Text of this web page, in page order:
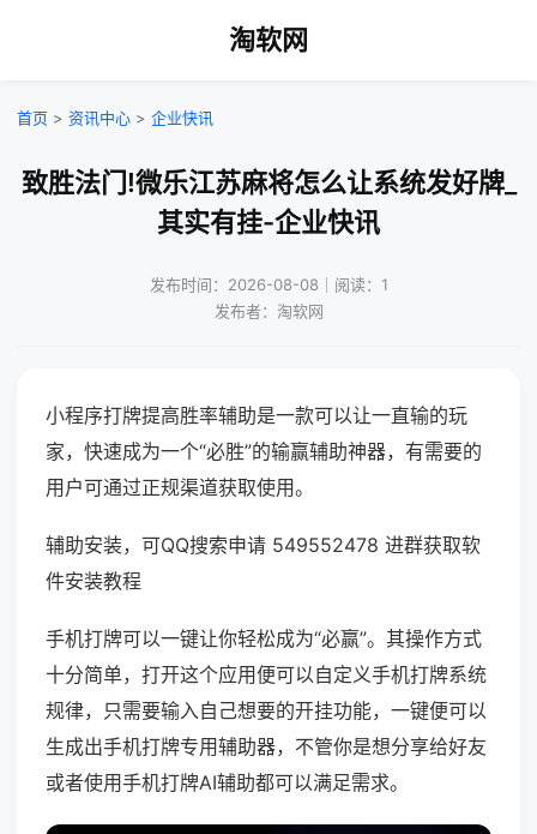
淘软网
首页 > 资讯中心 > 企业快讯
致胜法门!微乐江苏麻将怎么让系统发好牌_
其实有挂-企业快讯
发布时间：2026-08-08｜阅读：1
发布者：淘软网
小程序打牌提高胜率辅助是一款可以让一直输的玩
家，快速成为一个“必胜”的输赢辅助神器，有需要的
用户可通过正规渠道获取使用。
辅助安装，可QQ搜索申请 549552478 进群获取软
件安装教程
手机打牌可以一键让你轻松成为“必赢”。其操作方式
十分简单，打开这个应用便可以自定义手机打牌系统
规律，只需要输入自己想要的开挂功能，一键便可以
生成出手机打牌专用辅助器，不管你是想分享给好友
或者使用手机打牌AI辅助都可以满足需求。